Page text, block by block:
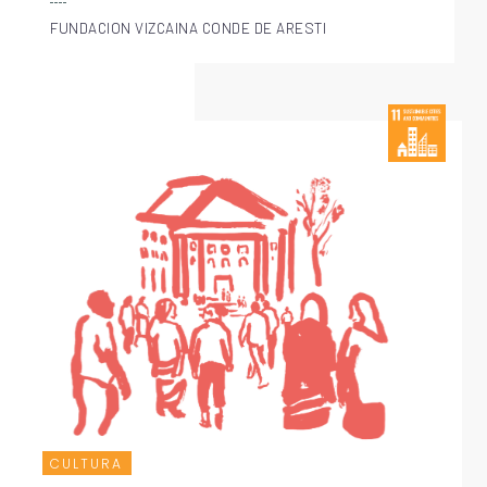
FUNDACION VIZCAINA CONDE DE ARESTI
CULTURA